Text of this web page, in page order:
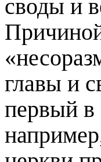
своды и
главы и
первый